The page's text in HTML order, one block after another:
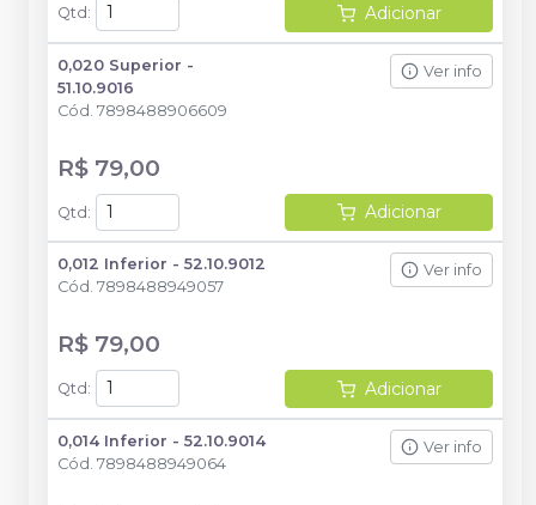
Qtd : Adicionar
0,020 Superior -
51.10.9016
Cód. 7898488906609
Ver info
R$ 79,00
Qtd: Adicionar
0,012 Inferior - 52.10.9012
Cód. 7898488949057
Ver info
R$ 79,00
Qtd : Adicionar
0,014 Inferior - 52.10.9014
Cód. 7898488949064
Ver info